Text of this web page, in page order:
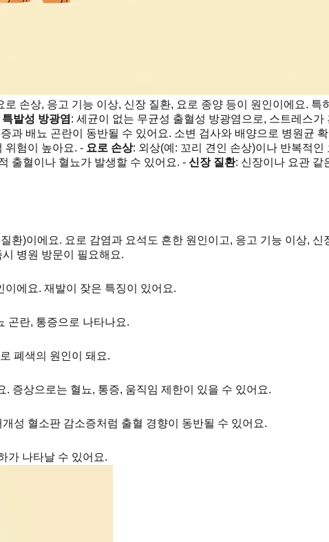
로 손상, 응고 기능 이상, 신장 질환, 요로 종양 등이 원인이에요. 특
특발성 방광염: 세균이 없는 무균성 출혈성 방광염으로, 스트레스가
과 배뇨 곤란이 동반될 수 있어요. 소변 검사와 배양으로 병원균
위험이 높아요. - 요로 손상: 외상(예: 꼬리 견인 손상)이나 반복적인
출혈이나 혈뇨가 발생할 수 있어요. - 신장 질환: 신장이나 요관 같
)이에요. 요로 감염과 요석도 흔한 원인이고, 응고 기능 이상, 신
병원 방문이 필요해요.
에요. 재발이 잦은 특징이 있어요.
곤란, 통증으로 나타나요.
폐색의 원인이 돼요.
증상으로는 혈뇨, 통증, 움직임 제한이 있을 수 있어요.
성 혈소판 감소증처럼 출혈 경향이 동반될 수 있어요.
가 나타날 수 있어요.